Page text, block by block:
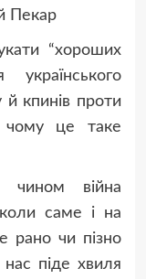
Пекар
“хороших
українського
й кпинів проти
це таке
чином війна
саме і на
рано чи пізно
піде хвиля